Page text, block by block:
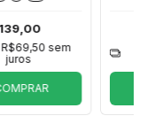
R$69,50 sem
juros